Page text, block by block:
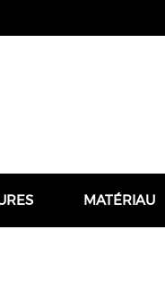
MATÉRIAU